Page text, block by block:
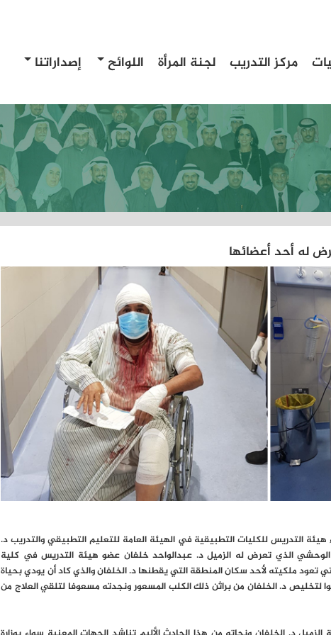
مركز التدريب لجنة المرأة اللوائح
إصداراتنا
له أحد أعضائها
هيئة التدريس للكليات التطبيقية في الهيئة العامة للتعليم التطبيقي والتدريب د.
الوحشي الذي تعرض له الزميل د. عبدالواحد خلفان عضو هيئة التدريس في كلية
تعود ملكيته لأحد سكان المنطقة التي يقطنها د. الخلفان والذي كاد أن يودي بحياة
لتخليص د. الخلفان من براثن ذلك الكلب المسعور ونجدته مسعوفا لتلقي العلاج من